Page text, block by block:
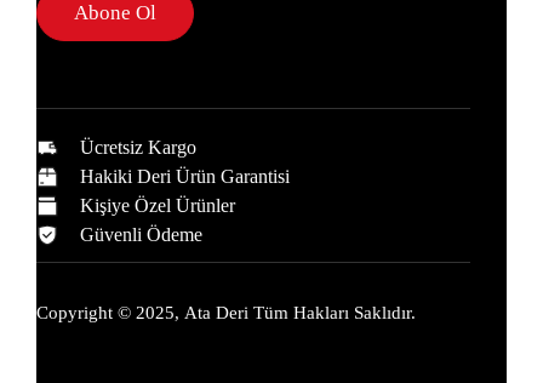
Abone Ol
Ücretsiz Kargo
Hakiki Deri Ürün Garantisi
Kişiye Özel Ürünler
Güvenli Ödeme
Copyright © 2025, Ata Deri Tüm Hakları Saklıdır.